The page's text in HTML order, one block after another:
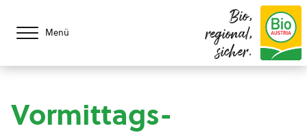
Menü
Bio,
regional,
sicher.
Vormittags-